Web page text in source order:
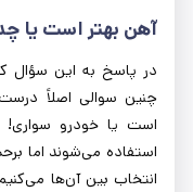
آهن بهتر است یا
در پاسخ به این سؤال
چنین سوالی اصلاً
است یا خودرو
استفاده می‌شوند اما
انتخاب بین آن‌ها